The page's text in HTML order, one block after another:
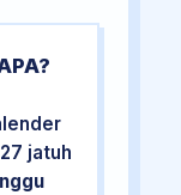
jatuh